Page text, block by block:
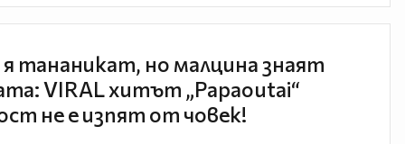
я тананикат, но малцина знаят
VIRAL хитът „Papaoutai“
не е изпят от човек!